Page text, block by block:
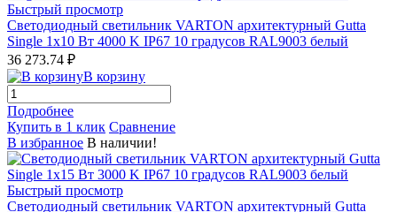
Быстрый просмотр
Светодиодный светильник VARTON архитектурный Gutta
Single 1x10 Вт 4000 K IP67 10 градусов RAL9003 белый
36 273.74 ₽
В корзину
Подробнее
Купить в 1 клик Сравнение
В избранное В наличии!
Быстрый просмотр
Светодиодный светильник VARTON архитектурный Gutta